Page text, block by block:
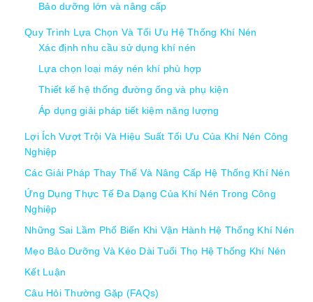
Bảo dưỡng lớn và nâng cấp
Quy Trình Lựa Chọn Và Tối Ưu Hệ Thống Khí Nén
Xác định nhu cầu sử dụng khí nén
Lựa chọn loại máy nén khí phù hợp
Thiết kế hệ thống đường ống và phụ kiện
Áp dụng giải pháp tiết kiệm năng lượng
Lợi Ích Vượt Trội Và Hiệu Suất Tối Ưu Của Khí Nén Công
Nghiệp
Các Giải Pháp Thay Thế Và Nâng Cấp Hệ Thống Khí Nén
Ứng Dụng Thực Tế Đa Dạng Của Khí Nén Trong Công
Nghiệp
Những Sai Lầm Phổ Biến Khi Vận Hành Hệ Thống Khí Nén
Mẹo Bảo Dưỡng Và Kéo Dài Tuổi Thọ Hệ Thống Khí Nén
Kết Luận
Câu Hỏi Thường Gặp (FAQs)